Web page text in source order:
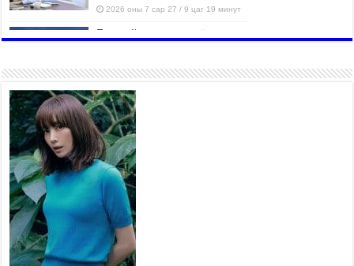
2026 оны 7 сар 27 / 9 цаг 19 минут
Ерөнхий хяналтын хоёр
2026 оны 7 сар 27 / 9 цаг 13 минут
Хянан шалгах түр хорооны
нотлох баримттай нээлттэй
танилцах боломжтой боллоо.
2026 оны 7 сар 23 / 15 цаг 58 минут
Дүүжин замын тээвэр энэ оны
12 дугаар сард ашиглалтад
бүрэн орно
2026 оны 7 сар 23 / 10 цаг 21 минут
Агаарын бохирдлыг бууруулах
бодлогын хүрээнд Баянгол,